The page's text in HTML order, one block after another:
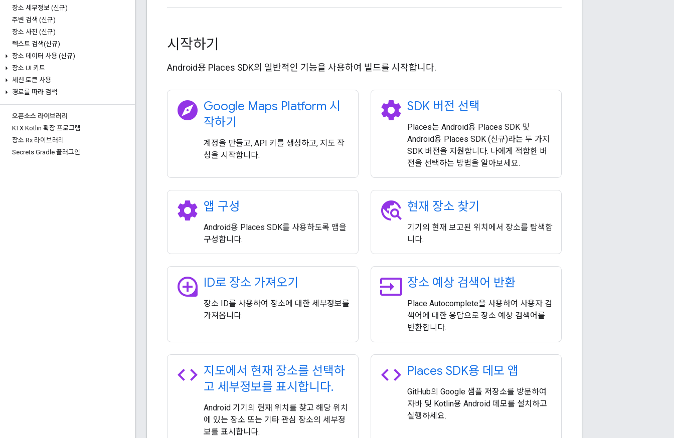
장소 세부정보 (신규)
주변 검색 (신규)
장소 사진 (신규)
텍스트 검색(신규)
장소 데이터 사용 (신규)
장소 UI 키트
세션 토큰 사용
경로를 따라 검색
오픈소스 라이브러리
KTX Kotlin 확장 프로그램
장소 Rx 라이브러리
Secrets Gradle 플러그인
시작하기
Android용 Places SDK의 일반적인 기능을 사용하여 빌드를 시작합니다.
explore Google Maps Platform 시
작하기
계정을 만들고, API 키를 생성하고, 지도 작
성을 시작합니다.
settings SDK 버전 선택
Places는 Android용 Places SDK 및
Android용 Places SDK (신규)라는 두 가지
SDK 버전을 지원합니다. 나에게 적합한 버
전을 선택하는 방법을 알아보세요.
settings 앱 구성
Android용 Places SDK를 사용하도록 앱을
구성합니다.
travel_explore 현재 장소 찾기
기기의 현재 보고된 위치에서 장소를 탐색합
니다.
loupe ID로 장소 가져오기
장소 ID를 사용하여 장소에 대한 세부정보를
가져옵니다.
input 장소 예상 검색어 반환
Place Autocomplete을 사용하여 사용자 검
색어에 대한 응답으로 장소 예상 검색어를
반환합니다.
code 지도에서 현재 장소를 선택하
고 세부정보를 표시합니다.
Android 기기의 현재 위치를 찾고 해당 위치
에 있는 장소 또는 기타 관심 장소의 세부정
보를 표시합니다.
code Places SDK용 데모 앱
GitHub의 Google 샘플 저장소를 방문하여
자바 및 Kotlin용 Android 데모를 설치하고
실행하세요.